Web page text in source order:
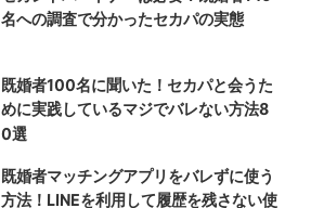
名への調査で分かったセカパの実態
既婚者100名に聞いた！セカパと会うた
めに実践しているマジでバレない方法8
0選
既婚者マッチングアプリをバレずに使う
方法！LINEを利用して履歴を残さない使